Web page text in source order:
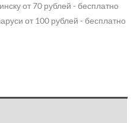
от 70 рублей - бесплатно
от 100 рублей - бесплатно